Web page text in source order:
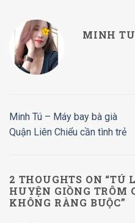
MINH
Minh Tú – Máy bay bà già
Quận Liên Chiểu cần tình trẻ
2 THOUGHTS ON “TÚ
HUYỆN GIỒNG TRÔM
KHÔNG RÀNG BUỘC”